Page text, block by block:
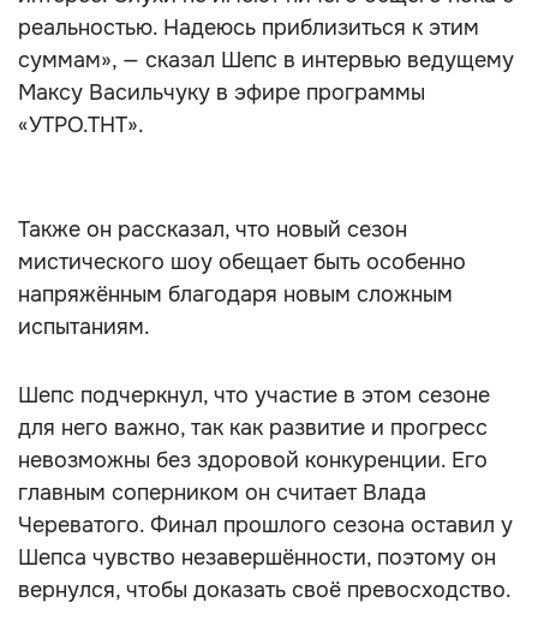
реальностью. Надеюсь приблизиться к этим
суммам», — сказал Шепс в интервью ведущему
Максу Васильчуку в эфире программы
«УТРО.ТНТ».
Также он рассказал, что новый сезон
мистического шоу обещает быть особенно
напряжённым благодаря новым сложным
испытаниям.
Шепс подчеркнул, что участие в этом сезоне
для него важно, так как развитие и прогресс
невозможны без здоровой конкуренции. Его
главным соперником он считает Влада
Череватого. Финал прошлого сезона оставил у
Шепса чувство незавершённости, поэтому он
вернулся, чтобы доказать своё превосходство.